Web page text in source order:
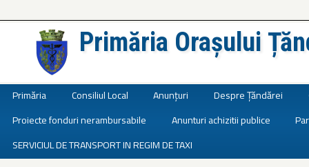
Primăria Orașului
Primăria Consiliul Local Anunțuri Despre Țăndărei
Proiecte fonduri nerambursabile
Anunturi achizitii publice
SERVICIUL DE TRANSPORT IN REGIM DE TAXI